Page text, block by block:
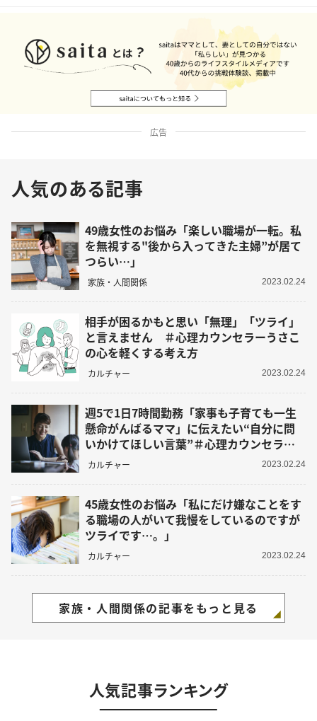
広告
人気のある記事
49歳女性のお悩み「楽しい職場が一転。私
を無視する"後から入ってきた主婦”が居て
つらい…」
家族・人間関係 2023.02.24
相手が困るかもと思い「無理」「ツライ」
と言えません ＃心理カウンセラーうさこ
の心を軽くする考え方
カルチャー 2023.02.24
週5で1日7時間勤務「家事も子育ても一生
懸命がんばるママ」に伝えたい“自分に問
いかけてほしい言葉”＃心理カウンセラー
うさこの心を軽くする考え方
カルチャー 2023.02.24
45歳女性のお悩み「私にだけ嫌なことをす
る職場の人がいて我慢をしているのですが
ツライです…。」
カルチャー 2023.02.24
家族・人間関係の記事をもっと見る
人気記事ランキング